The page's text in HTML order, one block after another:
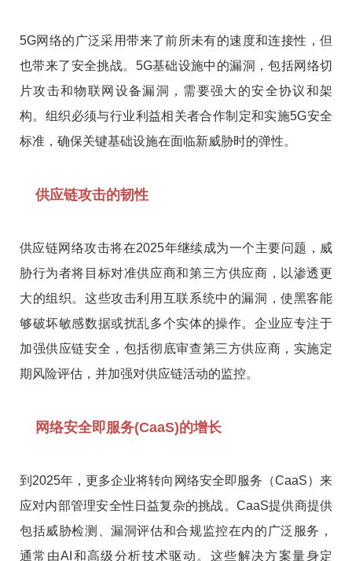
5G网络的广泛采用带来了前所未有的速度和连接性，但
也带来了安全挑战。5G基础设施中的漏洞，包括网络切
片攻击和物联网设备漏洞，需要强大的安全协议和架
构。组织必须与行业利益相关者合作制定和实施5G安全
标准，确保关键基础设施在面临新威胁时的弹性。
供应链攻击的韧性
供应链网络攻击将在2025年继续成为一个主要问题，威
胁行为者将目标对准供应商和第三方供应商，以渗透更
大的组织。这些攻击利用互联系统中的漏洞，使黑客能
够破坏敏感数据或扰乱多个实体的操作。企业应专注于
加强供应链安全，包括彻底审查第三方供应商，实施定
期风险评估，并加强对供应链活动的监控。
网络安全即服务(CaaS)的增长
到2025年，更多企业将转向网络安全即服务（CaaS）来
应对内部管理安全性日益复杂的挑战。CaaS提供商提供
包括威胁检测、漏洞评估和合规监控在内的广泛服务，
通常由AI和高级分析技术驱动。这些解决方案量身定